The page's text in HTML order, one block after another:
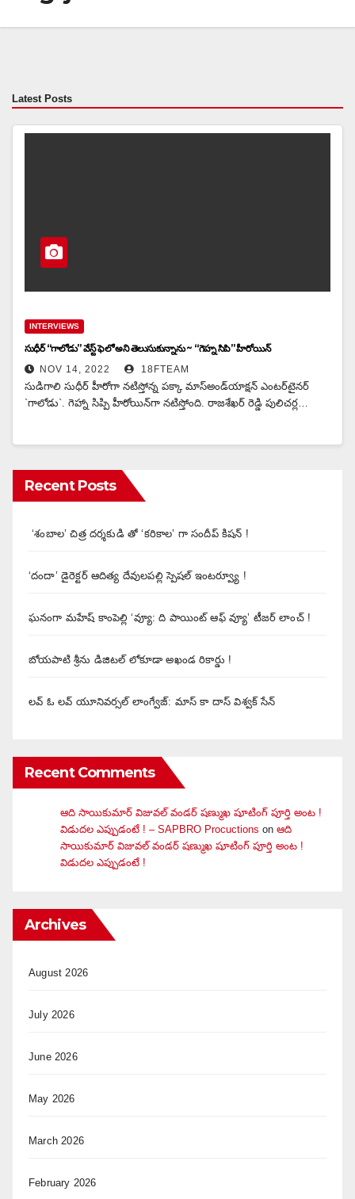
Latest Posts
INTERVIEWS
సుధీర్ “గాలోడు” వేస్ట్ ఫెలో అని తెలుసుకున్నాను ~ “గెహ్న సిపి” హీరోయిన్
NOV 14, 2022 18FTEAM
సుడిగాలి సుధీర్ హీరోగా న‌టిస్తోన్న ప‌క్కా మాస్అండ్‌యాక్ష‌న్ ఎంట‌ర్‌టైన‌ర్
`గాలోడు`. గెహ్నా సిప్పి హీరోయిన్‌గా నటిస్తోంది. రాజ‌శేఖ‌ర్ రెడ్డి పులిచ‌ర్ల…
Recent Posts
‘శంబాల’ చిత్ర దర్శకుడి తో ‘కరికాల’ గా సందీప్ కిషన్ !
‘దందా’ డైరెక్ట‌ర్ ఆదిత్య దేవులపల్లి స్పెషల్ ఇంటర్వ్యూ !
ఘనంగా మహేష్ కాంపెల్లి ‘వ్యూ: ది పాయింట్ ఆఫ్ వ్యూ’ టీజర్ లాంచ్ !
బోయపాటి శ్రీను డిజిటల్‌ లోకూడా అఖండ రికార్డు !
లవ్ ఓ లవ్ యూనివర్సల్ లాంగ్వేజ్‌: మాస్ కా దాస్ విశ్వక్ సేన్
Recent Comments
ఆది సాయికుమార్ విజువ‌ల్ వండ‌ర్ ష‌ణ్ముఖ షూటింగ్ పూర్తి అంట !
విడుదల ఎప్పుడంటే ! – SAPBRO Procuctions on ఆది
సాయికుమార్ విజువ‌ల్ వండ‌ర్ ష‌ణ్ముఖ షూటింగ్ పూర్తి అంట !
విడుదల ఎప్పుడంటే !
Archives
August 2026
July 2026
June 2026
May 2026
March 2026
February 2026